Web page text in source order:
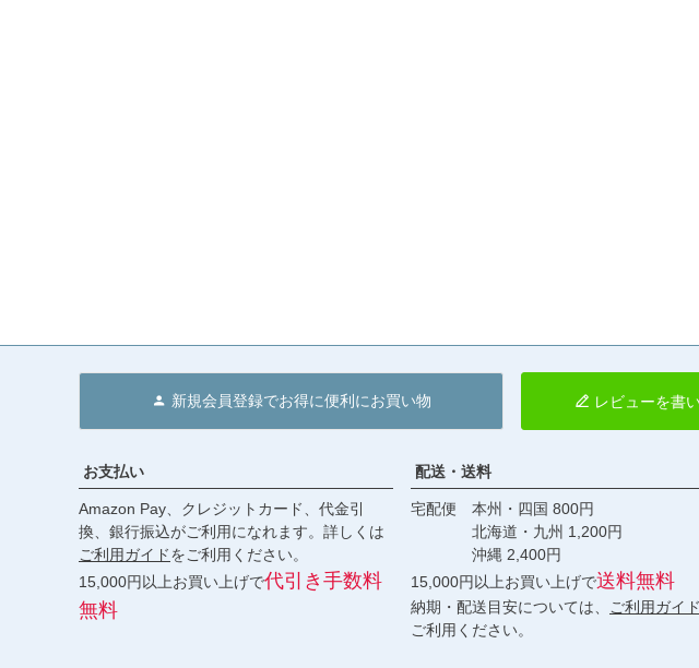
新規会員登録でお得に便利にお買い物 レビューを書
お支払い
Amazon Pay、クレジットカード、代金引
換、銀行振込がご利用になれます。詳しくは
ご利用ガイドをご利用ください。
15,000円以上お買い上げで代引き手数料
無料
配送・送料
宅配便 本州・四国 800円
北海道・九州 1,200円
沖縄 2,400円
15,000円以上お買い上げで送料無料
納期・配送目安については、 ご利用ガイド
ご利用ください。